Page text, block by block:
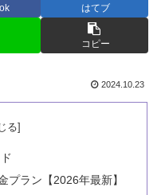
はてブ
コピー
2024.10.23
プラン【2026年最新】